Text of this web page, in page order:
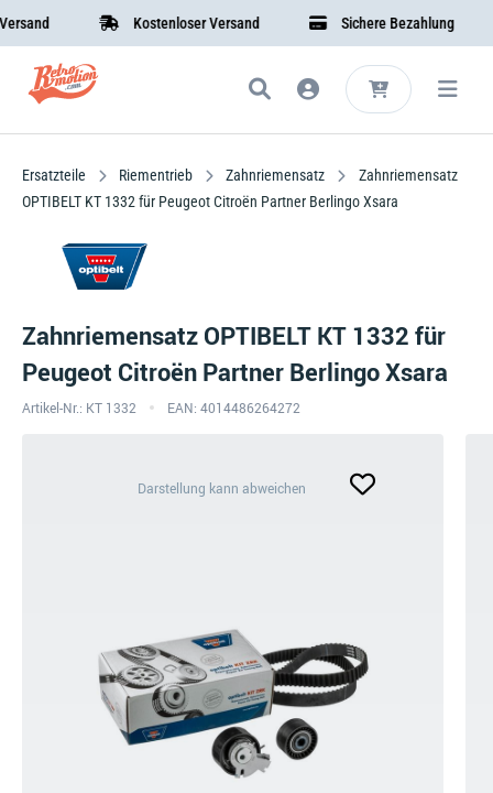
Kostenloser Versand Sichere Bezahlung
Ersatzteile Riementrieb Zahnriemensatz
Zahnriemensatz
OPTIBELT KT 1332 für Peugeot Citroën Partner Berlingo Xsara
Zahnriemensatz OPTIBELT KT 1332 für
Peugeot Citroën Partner Berlingo Xsara
Artikel-Nr.: KT 1332 EAN: 4014486264272
Darstellung kann abweichen